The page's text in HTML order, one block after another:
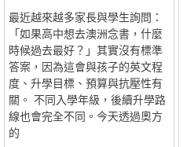
最近越來越多家長與學生詢問：
「如果高中想去澳洲念書，什麼
時候過去最好？」其實沒有標準
答案，因為這會與孩子的英文程
度、升學目標、預算與抗壓性有
關。 不同入學年級，後續升學路
線也會完全不同。今天透過奧方
的